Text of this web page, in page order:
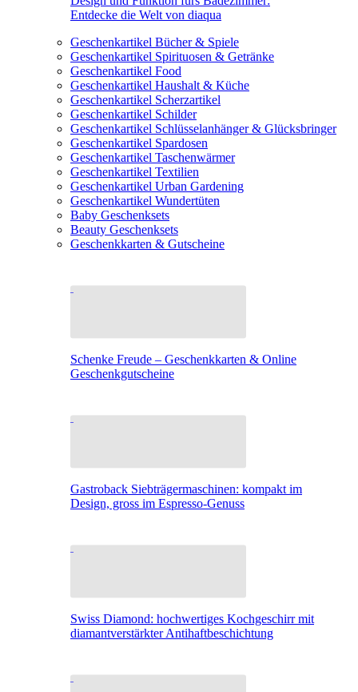
Entdecke die Welt von diaqua
Geschenkartikel Bücher & Spiele
Geschenkartikel Spirituosen & Getränke
Geschenkartikel Food
Geschenkartikel Haushalt & Küche
Geschenkartikel Scherzartikel
Geschenkartikel Schilder
Geschenkartikel Schlüsselanhänger & Glücksbringer
Geschenkartikel Spardosen
Geschenkartikel Taschenwärmer
Geschenkartikel Textilien
Geschenkartikel Urban Gardening
Geschenkartikel Wundertüten
Baby Geschenksets
Beauty Geschenksets
Geschenkkarten & Gutscheine
Schenke Freude – Geschenkkarten & Online
Geschenkgutscheine
Gastroback Siebträgermaschinen: kompakt im
Design, gross im Espresso-Genuss
Swiss Diamond: hochwertiges Kochgeschirr mit
diamantverstärkter Antihaftbeschichtung